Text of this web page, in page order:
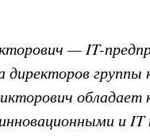
— IT-
директоров группы
обладает
и